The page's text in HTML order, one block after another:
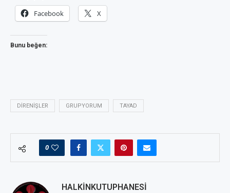
Facebook X
Bunu beğen:
DIRENIŞLER GRUPYORUM TAYAD
0
HALKINKUTUPHANESI